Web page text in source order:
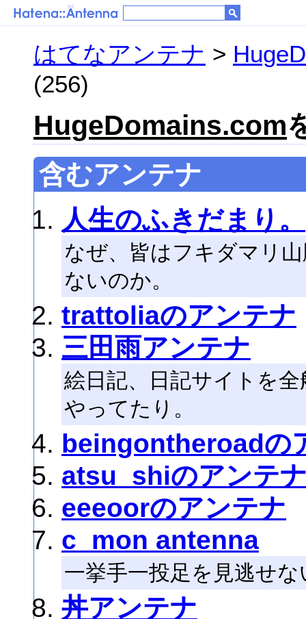
はてなアンテナ >
(256)
HugeDomains.com
含むアンテナ
人生のふきだまり。
なぜ、皆はフキダマリ
ないのか。
trattoliaのアンテナ
三田雨アンテナ
絵日記、日記サイトを
やってたり。
beingontheroadの
atsu_shiのアンテ
eeeoorのアンテナ
c_mon antenna
一挙手一投足を見逃せ
丼アンテナ